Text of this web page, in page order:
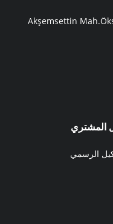
Akşemsettin
المشتري
الرسمي